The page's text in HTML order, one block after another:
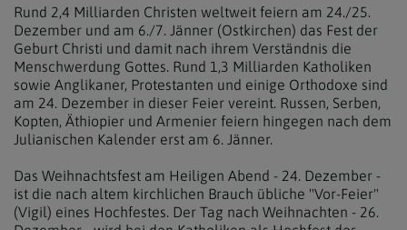
Rund 2,4 Milliarden Christen weltweit feiern am 24./25.
Dezember und am 6./7. Jänner (Ostkirchen) das Fest der
Geburt Christi und damit nach ihrem Verständnis die
Menschwerdung Gottes. Rund 1,3 Milliarden Katholiken
sowie Anglikaner, Protestanten und einige Orthodoxe sind
am 24. Dezember in dieser Feier vereint. Russen, Serben,
Kopten, Äthiopier und Armenier feiern hingegen nach dem
Julianischen Kalender erst am 6. Jänner.
Das Weihnachtsfest am Heiligen Abend - 24. Dezember -
ist die nach altem kirchlichen Brauch übliche "Vor-Feier"
(Vigil) eines Hochfestes. Der Tag nach Weihnachten - 26.